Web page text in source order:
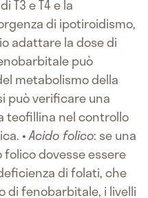
T3 e T4 e la
di ipotiroidismo,
adattare la dose di
può
metabolismo della
può verificare una
teofillina nel controllo
•Acido folico: se una
dovesse essere
di folati, che
di fenobarbitale, i livelli